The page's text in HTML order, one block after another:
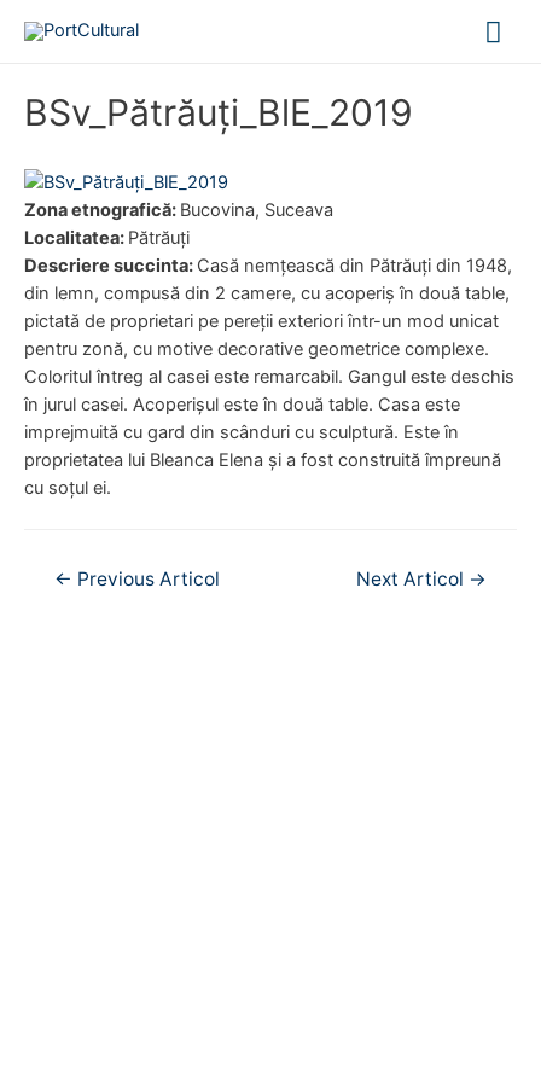
BSv_Pătrăuţi_BlE_2019
Zona etnografică: Bucovina, Suceava
Localitatea: Pătrăuţi
Descriere succinta: Casă nemțească din Pătrăuți din 1948,
din lemn, compusă din 2 camere, cu acoperiș în două table,
pictată de proprietari pe pereții exteriori într-un mod unicat
pentru zonă, cu motive decorative geometrice complexe.
Coloritul întreg al casei este remarcabil. Gangul este deschis
în jurul casei. Acoperișul este în două table. Casa este
imprejmuită cu gard din scânduri cu sculptură. Este în
proprietatea lui Bleanca Elena și a fost construită împreună
cu soțul ei.
Navigare
← Previous Articol Next Articol →